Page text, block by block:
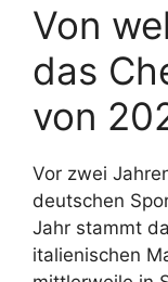
Von
das
von
Vor zwei
deutschen
Jahr stammt
italienischen